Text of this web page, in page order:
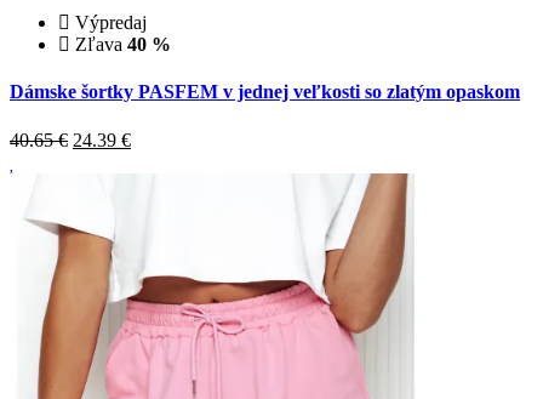
Výpredaj
Zľava 40 %
Dámske šortky PASFEM v jednej veľkosti so zlatým opaskom
40.65 € 24.39 €